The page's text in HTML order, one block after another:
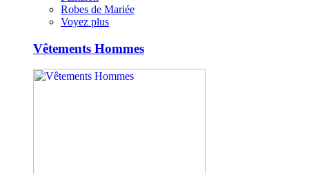
Robes de Mariée
Voyez plus
Vêtements Hommes